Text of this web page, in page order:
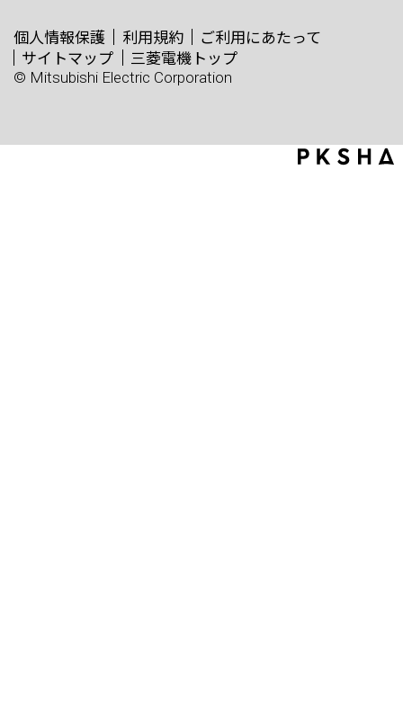
個人情報保護 利用規約
ご利用にあたって
サイトマップ
三菱電機トップ
© Mitsubishi Electric Corporation